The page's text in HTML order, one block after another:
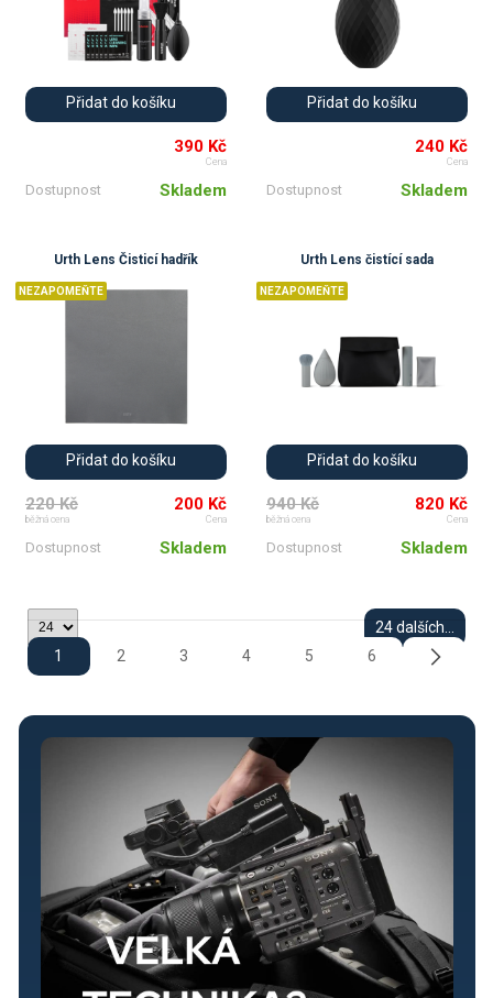
Přidat do košíku
390 Kč
Cena
Dostupnost Skladem
Přidat do košíku
240 Kč
Cena
Dostupnost Skladem
Urth Lens Čisticí hadřík
NEZAPOMEŇTE
Přidat do košíku
220 Kč
běžná cena
200 Kč
Cena
Dostupnost Skladem
Urth Lens čistící sada
NEZAPOMEŇTE
Přidat do košíku
940 Kč
běžná cena
820 Kč
Cena
Dostupnost Skladem
24 dalších...
1
2 3 4 5 6